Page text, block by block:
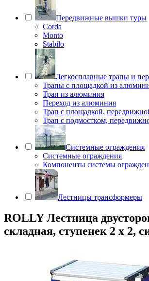
Передвижные вышки туры
Corda
Monto
Stabilo
Легкосплавные трапы и
Трапы с площадкой из
Трап из алюминия
Переход из алюминия
Трап с площадкой,
Трап с подмостком,
Системные ограждения
Системные ограждения
Компоненты системы
Лестницы трансформеры
ROLLY Лестница
складная, ступенек 2 х 2,